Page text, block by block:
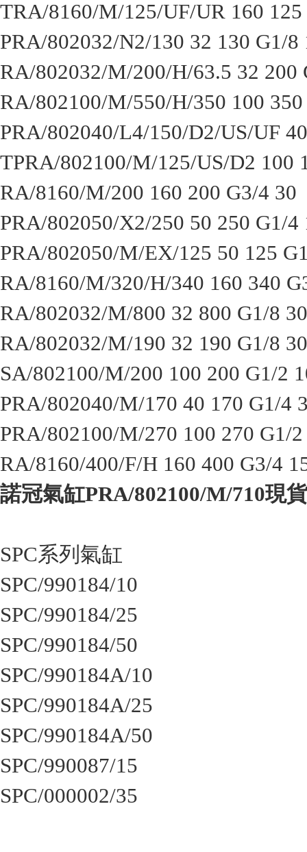
TRA/8160/M/125/UF/UR 160 125
PRA/802032/N2/130 32 130 G1/8
RA/802032/M/200/H/63.5 32 200
RA/802100/M/550/H/350 100
PRA/802040/L4/150/D2/US/UF
TPRA/802100/M/125/US/D2 100
RA/8160/M/200 160 200 G3/4 30
PRA/802050/X2/250 50 250 G1/4
PRA/802050/M/EX/125 50 125
RA/8160/M/320/H/340 160 340
RA/802032/M/800 32 800 G1/8 30
RA/802032/M/190 32 190 G1/8 30
SA/802100/M/200 100 200 G1/2
PRA/802040/M/170 40 170 G1/4
PRA/802100/M/270 100 270 G1/
RA/8160/400/F/H 160 400 G3/4
諾冠氣缸PRA/802100/M/710現貨
SPC系列氣缸
SPC/990184/10
SPC/990184/25
SPC/990184/50
SPC/990184A/10
SPC/990184A/25
SPC/990184A/50
SPC/990087/15
SPC/000002/35